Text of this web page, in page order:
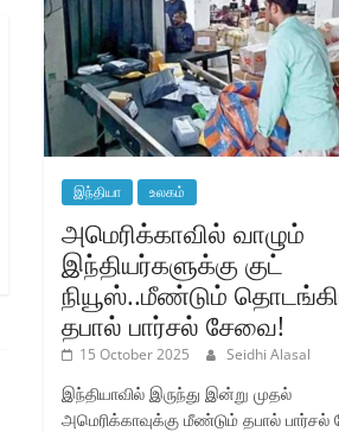
இந்தியா உலகம்
அமெரிக்காவில் வாழும்
இந்தியர்களுக்கு குட்
நியூஸ்..மீண்டும்
தபால் பார்சல் சேவை!
15 October 2025 Seidhi Alasal
இந்தியாவில் இருந்து இன்று முதல்
அமெரிக்காவுக்கு மீண்டும் தபால்